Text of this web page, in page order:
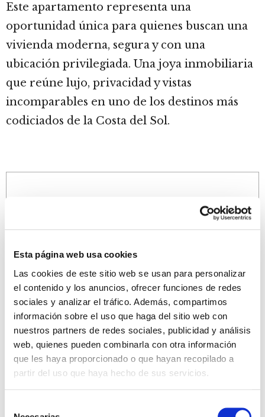
Esta página web usa cookies
Las cookies de este sitio web se usan para personalizar
el contenido y los anuncios, ofrecer funciones de redes
sociales y analizar el tráfico. Además, compartimos
información sobre el uso que haga del sitio web con
nuestros partners de redes sociales, publicidad y análisis
web, quienes pueden combinarla con otra información
que les haya proporcionado o que hayan recopilado a
partir del uso que haya hecho de sus servicios.
Este apartamento representa una
oportunidad única para quienes buscan una
vivienda moderna, segura y con una
ubicación privilegiada. Una joya inmobiliaria
que reúne lujo, privacidad y vistas
incomparables en uno de los destinos más
codiciados de la Costa del Sol.